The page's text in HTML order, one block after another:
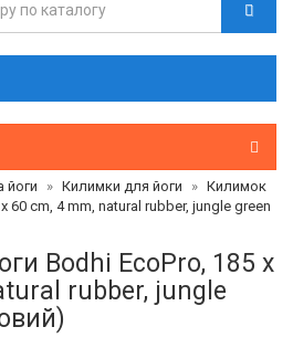
йоги Килимки для йоги
Килимок
60 cm, 4 mm, natural rubber, jungle green
Bodhi EcoPro, 185 x
rubber, jungle